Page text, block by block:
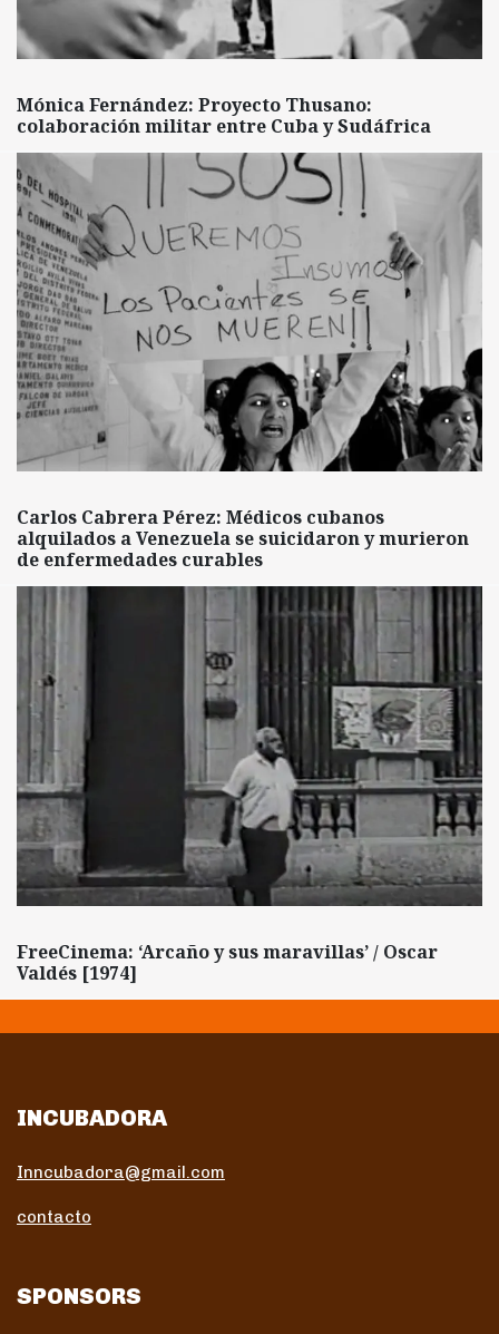
Mónica Fernández: Proyecto Thusano:
colaboración militar entre Cuba y Sudáfrica
Carlos Cabrera Pérez: Médicos cubanos
alquilados a Venezuela se suicidaron y murieron
de enfermedades curables
FreeCinema: ‘Arcaño y sus maravillas’ / Oscar
Valdés [1974]
INCUBADORA
Inncubadora@gmail.com
contacto
SPONSORS